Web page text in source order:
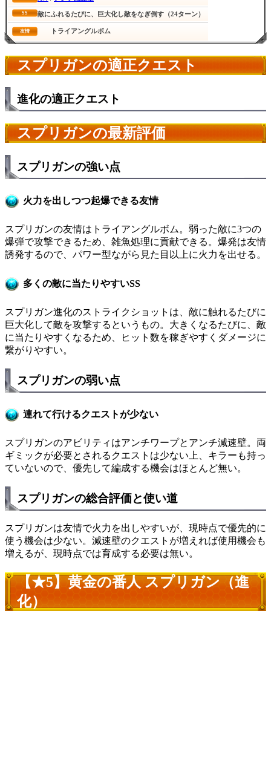
SS 敵にふれるたびに、巨大化し敵をなぎ倒す（24ターン）
友情 トライアングルボム
スプリガンの適正クエスト
進化の適正クエスト
スプリガンの最新評価
スプリガンの強い点
火力を出しつつ起爆できる友情
スプリガンの友情はトライアングルボム。弱った敵に3つの
爆弾で攻撃できるため、雑魚処理に貢献できる。爆発は友情
誘発するので、パワー型ながら見た目以上に火力を出せる。
多くの敵に当たりやすいSS
スプリガン進化のストライクショットは、敵に触れるたびに
巨大化して敵を攻撃するというもの。大きくなるたびに、敵
に当たりやすくなるため、ヒット数を稼ぎやすくダメージに
繋がりやすい。
スプリガンの弱い点
連れて行けるクエストが少ない
スプリガンのアビリティはアンチワープとアンチ減速壁。両
ギミックが必要とされるクエストは少ない上、キラーも持っ
ていないので、優先して編成する機会はほとんど無い。
スプリガンの総合評価と使い道
スプリガンは友情で火力を出しやすいが、現時点で優先的に
使う機会は少ない。減速壁のクエストが増えれば使用機会も
増えるが、現時点では育成する必要は無い。
【★5】黄金の番人 スプリガン（進
化）